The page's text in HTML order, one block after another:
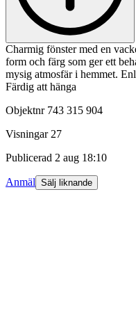
Charmig fönster med en
form och färg som ger ett
mysig atmosfär i hemmet.
Färdig att hänga
Objektnr 743 315 904
Visningar 27
Publicerad 2 aug 18:10
Anmäl Sälj liknande